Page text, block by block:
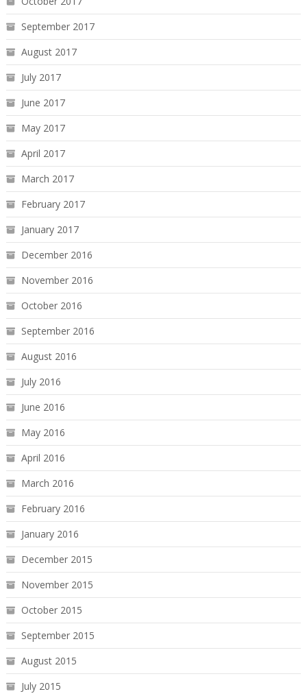
September 2017
August 2017
July 2017
June 2017
May 2017
April 2017
March 2017
February 2017
January 2017
December 2016
November 2016
October 2016
September 2016
August 2016
July 2016
June 2016
May 2016
April 2016
March 2016
February 2016
January 2016
December 2015
November 2015
October 2015
September 2015
August 2015
July 2015